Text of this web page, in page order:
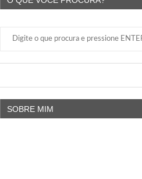
SOBRE MIM